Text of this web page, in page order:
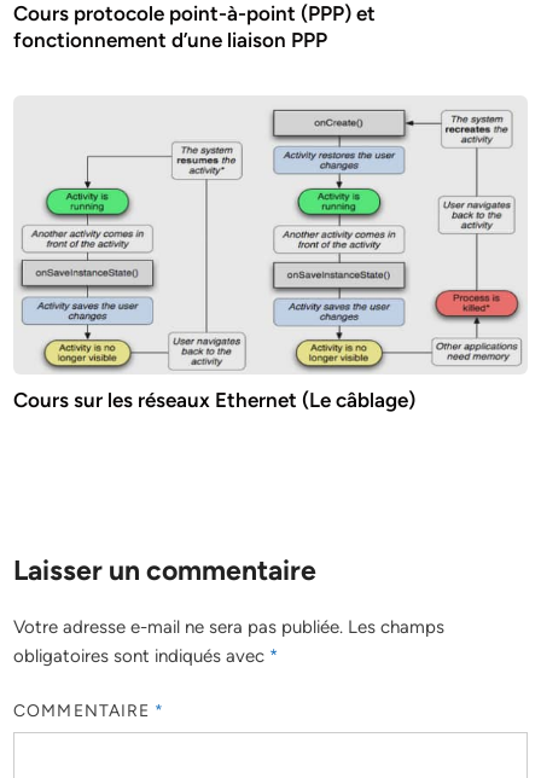
Cours protocole point-à-point (PPP) et
fonctionnement d’une liaison PPP
Cours sur les réseaux Ethernet (Le câblage)
Laisser un commentaire
Votre adresse e-mail ne sera pas publiée. Les champs
obligatoires sont indiqués avec *
COMMENTAIRE *